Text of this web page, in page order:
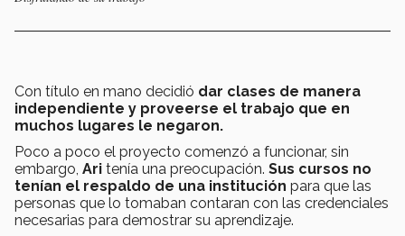
Con título en mano decidió dar clases de manera
independiente y proveerse el trabajo que en
muchos lugares le negaron.
Poco a poco el proyecto comenzó a funcionar, sin
embargo, Ari tenía una preocupación. Sus cursos no
tenían el respaldo de una institución para que las
personas que lo tomaban contaran con las credenciales
necesarias para demostrar su aprendizaje.